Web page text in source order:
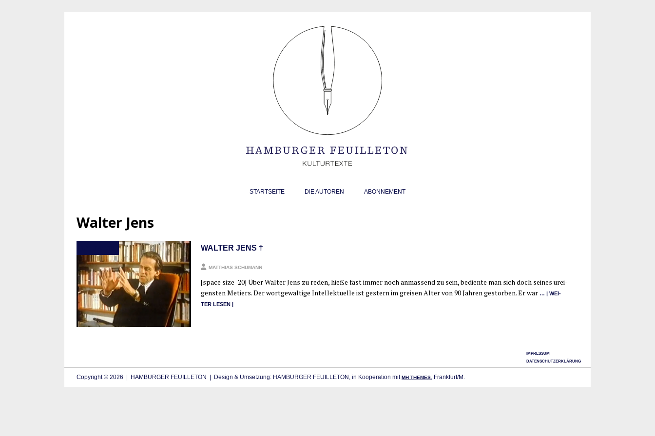
STARTSEITE DIE AUTOREN ABONNEMENT
Walter Jens
WALTER JENS †
MATTHIAS SCHUMANN
[space size=20] Über Wal­ter Jens zu reden, hie­ße fast immer noch anmas­send zu sein, bedien­te man sich doch sei­nes urei­
gens­ten Metiers. Der wort­ge­wal­ti­ge Intel­lek­tu­el­le ist ges­tern im grei­sen Alter von 90 Jah­ren gestor­ben. Er war … | WEI­
TER LESEN |
IMPRESSUM
DATENSCHUTZERKLÄRUNG
Copyright © 2026 | HAMBURGER FEUILLETON | Design & Umsetzung: HAMBURGER FEUILLETON, in Kooperation mitMH THEMES , Frankfurt/M.